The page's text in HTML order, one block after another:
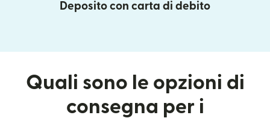
Deposito con carta di debito
Quali sono le opzioni di
consegna per i